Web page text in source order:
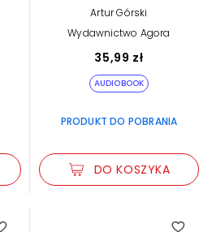
Artur Górski
Wydawnictwo Agora
35,99 zł
AUDIOBOOK
PRODUKT DO POBRANIA
DO KOSZYKA